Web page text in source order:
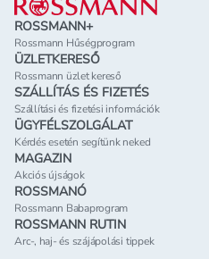
ROSSMANN+
Rossmann Hűségprogram
ÜZLETKERESŐ
Rossmann üzlet kereső
SZÁLLÍTÁS ÉS FIZETÉS
Szállítási és fizetési információk
ÜGYFÉLSZOLGÁLAT
Kérdés esetén segítünk neked
MAGAZIN
Akciós újságok
ROSSMANÓ
Rossmann Babaprogram
ROSSMANN RUTIN
Arc-, haj- és szájápolási tippek